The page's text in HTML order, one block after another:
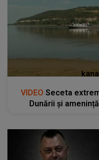
VIDEO Seceta
Dunării și